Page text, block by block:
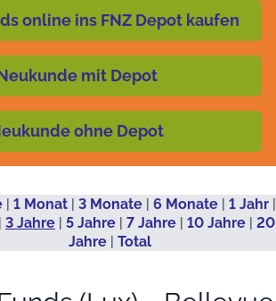
online ins FNZ Depot kaufen
mit Depot
ohne Depot
| 1 Monat| 3 Monate| 6 Monate| 1 Jahr|
| 3 Jahre | 5 Jahre | 7 Jahre | 10 Jahre | 20
Jahre| Total